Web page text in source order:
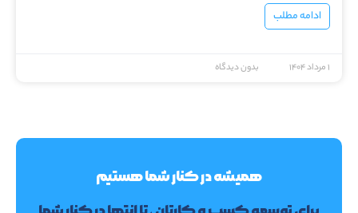
ادامه مطلب
۱ مرداد ۱۴۰۴ بدون دیدگاه
همیشه در کنار شما هستیم